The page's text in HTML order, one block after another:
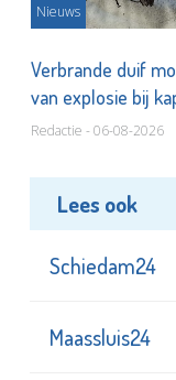
Nieuws
Verbrande duif
van explosie bij
Redactie - 06-08-2026
Lees ook
Schiedam24
Maassluis24